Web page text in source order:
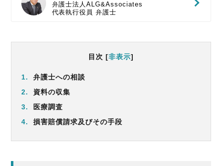
弁護士法人ALG&Associates
代表執行役員弁護士
目次 [非表示]
1.
弁護士への相談
2.
資料の収集
3.
医療調査
4.
損害賠償請求及びその手段